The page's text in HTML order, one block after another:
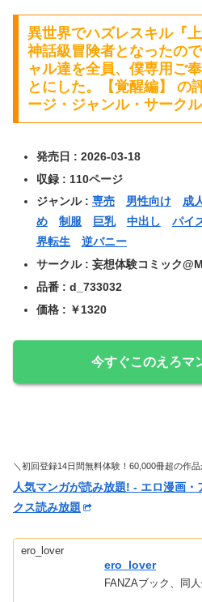
異世界でハズレスキル『
神話級冒険者となったの
ャル達を全員、僕専用ご
とにした。【覚醒編】 の
ージ・ジャンル・サーク
発売日 : 2026-03-18
収録 : 110ページ
ジャンル : 専売 男性向け 成
め
制服 巨乳 中出し パイ
界転生
逆バニー
サークル : 妄想体験コミック
品番 : d_733032
価格 : ￥1320
今すぐこのえろマ
＼初回登録14日間無料体験！60,000冊超の作
人気マンガが読み放題! - エロ漫画
クス読み放題
ero_lover
ero_lover
FANZAブック、同